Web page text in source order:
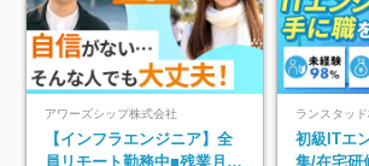
アワーズシップ株式会社
【インフラエンジニア】全
員リモート勤務中■残業月
ランスタッ
初級ITエ
集/在宅研